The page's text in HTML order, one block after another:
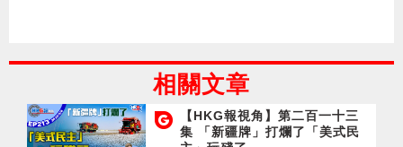
相關文章
【HKG報視角】第二百一十三
集 「新疆牌」打爛了「美式民